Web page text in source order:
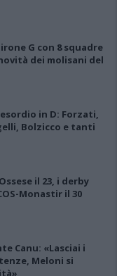
G con 8 squadre
dei molisani del
in D: Forzati,
Bolzicco e tanti
il 23, i derby
Monastir il 30
Canu: «Lasciai i
Meloni si